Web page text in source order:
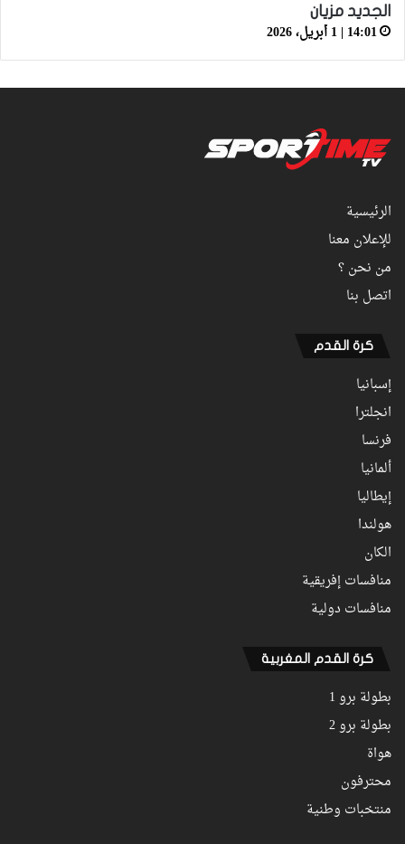
الجديد مزيان
14:01 | 1 أبريل، 2026
الرئيسية
للإعلان معنا
من نحن ؟
اتصل بنا
كرة القدم
إسبانيا
انجلترا
فرنسا
ألمانيا
إيطاليا
هولندا
الكان
منافسات إفريقية
منافسات دولية
كرة القدم المغربية
بطولة برو 1
بطولة برو 2
هواة
محترفون
منتخبات وطنية